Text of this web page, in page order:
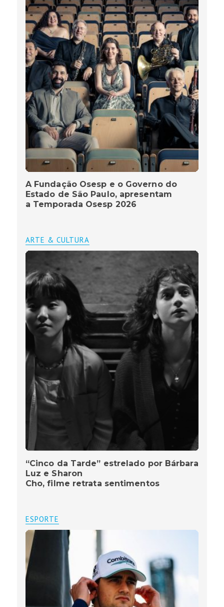
A Fundação Osesp e o Governo do
Estado de São Paulo, apresentam
a Temporada Osesp 2026
ARTE & CULTURA
“Cinco da Tarde” estrelado por Bárbara
Luz e Sharon
Cho, filme retrata sentimentos
ESPORTE